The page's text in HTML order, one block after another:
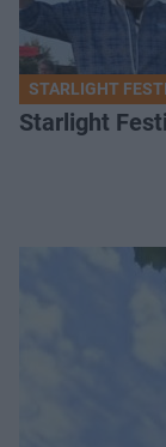
STARLIGHT
Starlight